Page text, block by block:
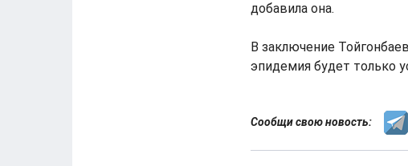
добавила она.
В заключение
эпидемия будет только
Сообщи свою новость: